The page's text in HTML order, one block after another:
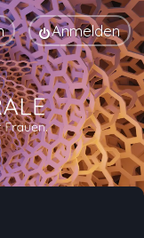
Anmelden